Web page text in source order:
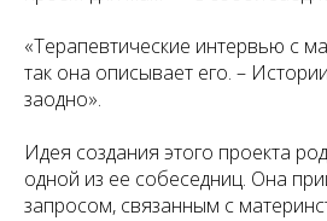
«Терапевтические интервью с
так она описывает его. –
заодно».
Идея создания этого проекта
одной из ее собеседниц. Она
запросом, связанным с